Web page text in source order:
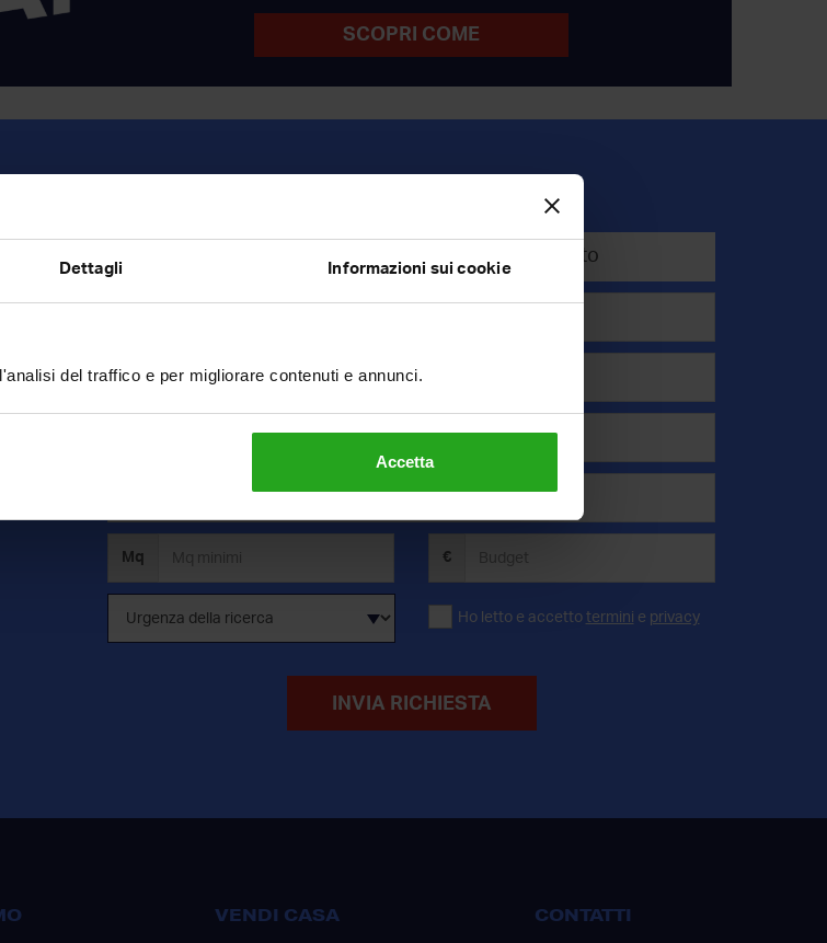
Dettagli Informazioni sui cookie
del traffico e per migliorare contenuti e annunci.
Accetta
SCOPRI COME
Affitto
Mq €
Ho letto e accetto termini e privacy
INVIA RICHIESTA
VENDI CASA CONTATTI